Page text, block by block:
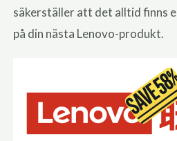
säkerställer att det alltid finns
på din nästa Lenovo-produkt.